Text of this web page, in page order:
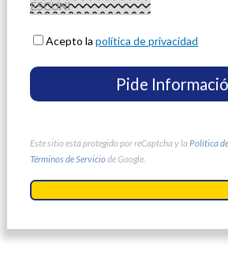
Acepto lapolítica de privacidad
Este sitio está protegido por reCaptcha y la Política
Términos de Serviciode Google.